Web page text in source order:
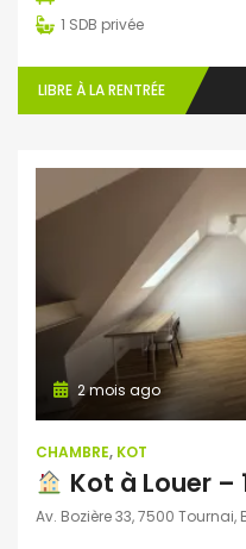
1 SDB privée
LIBRE À LA RENTRÉE
2 mois ago
CHAMBRE, KOT
Kot à Louer – 1 grande chambre
Av. Bozière 33, 7500 Tournai,